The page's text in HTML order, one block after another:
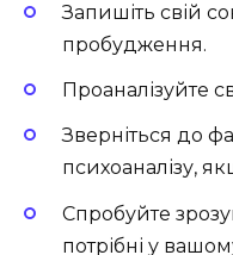
Запишіть свій
пробудження.
Проаналізуйте
Зверніться до
психоаналізу,
Спробуйте
потрібні у